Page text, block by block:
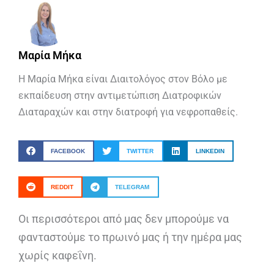
Μαρία Μήκα
Η Μαρία Μήκα είναι Διαιτολόγος στον Βόλο με
εκπαίδευση στην αντιμετώπιση Διατροφικών
Διαταραχών και στην διατροφή για νεφροπαθείς.
FACEBOOK TWITTER LINKEDIN
REDDIT TELEGRAM
Οι περισσότεροι από μας δεν μπορούμε να
φανταστούμε το πρωινό μας ή την ημέρα μας
χωρίς καφεΐνη.